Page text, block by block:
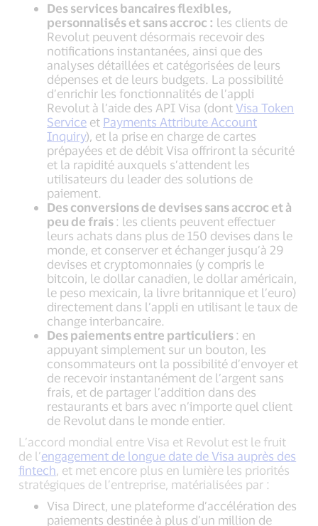
Des services bancaires flexibles,
personnalisés et sans accroc : les clients de
Revolut peuvent désormais recevoir des
notifications instantanées, ainsi que des
analyses détaillées et catégorisées de leurs
dépenses et de leurs budgets. La possibilité
d’enrichir les fonctionnalités de l’appli
Revolut à l’aide des API Visa (dontVisa Token
Service et Payments Attribute Account
Inquiry), et la prise en charge de cartes
prépayées et de débit Visa offriront la sécurité
et la rapidité auxquels s’attendent les
utilisateurs du leader des solutions de
paiement.
Des conversions de devises sans accroc et à
peu de frais : les clients peuvent effectuer
leurs achats dans plus de 150 devises dans le
monde, et conserver et échanger jusqu’à 29
devises et cryptomonnaies (y compris le
bitcoin, le dollar canadien, le dollar américain,
le peso mexicain, la livre britannique et l’euro)
directement dans l’appli en utilisant le taux de
change interbancaire.
Des paiements entre particuliers : en
appuyant simplement sur un bouton, les
consommateurs ont la possibilité d’envoyer et
de recevoir instantanément de l’argent sans
frais, et de partager l’addition dans des
restaurants et bars avec n’importe quel client
de Revolut dans le monde entier.
L’accord mondial entre Visa et Revolut est le fruit
de l’engagement de longue date de Visa auprès des
fintech, et met encore plus en lumière les priorités
stratégiques de l’entreprise, matérialisées par :
Visa Direct, une plateforme d’accélération des
paiements destinée à plus d’un million de